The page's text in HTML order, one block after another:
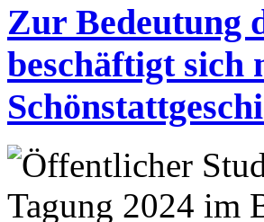
Zur Bedeutung
beschäftigt sich